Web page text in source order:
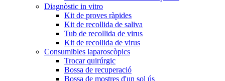
Diagnòstic in vitro
Kit de proves ràpides
Kit de recollida de saliva
Tub de recollida de virus
Kit de recollida de virus
Consumibles laparoscòpics
Trocar quirúrgic
Bossa de recuperació
Bossa de mostres d'un sol ús